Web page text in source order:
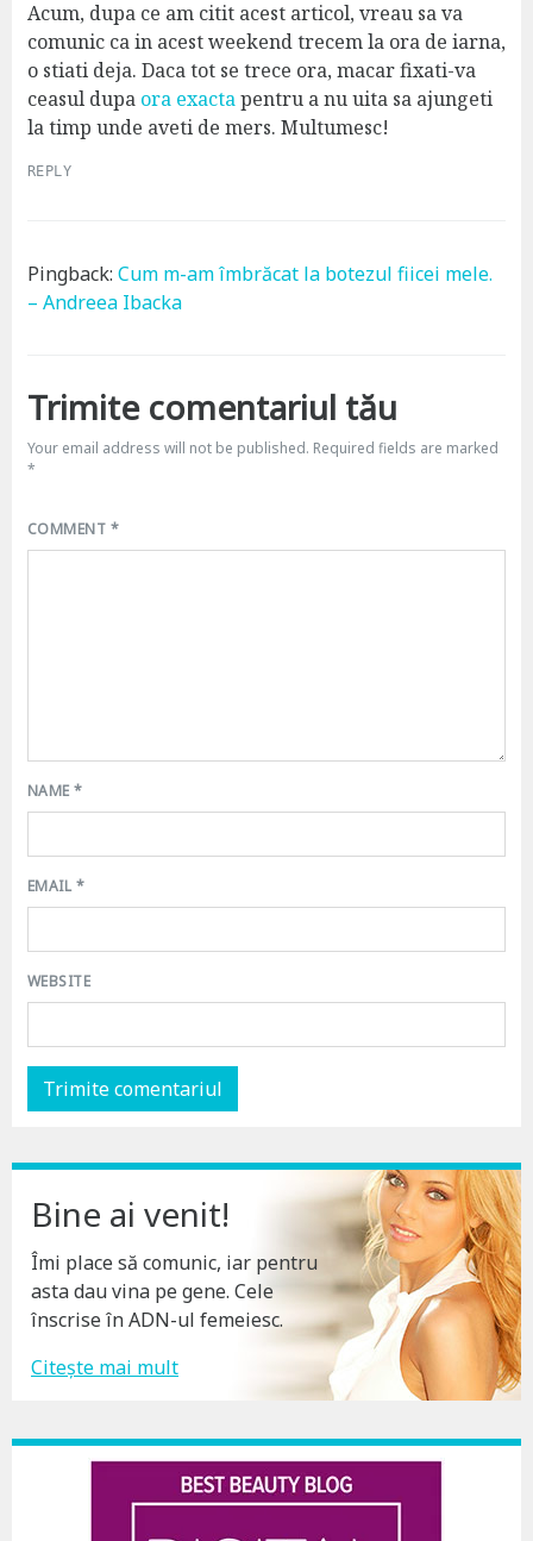
Acum, dupa ce am citit acest articol, vreau sa va
comunic ca in acest weekend trecem la ora de iarna,
o stiati deja. Daca tot se trece ora, macar fixati-va
ceasul dupa ora exactapentru a nu uita sa ajungeti
la timp unde aveti de mers. Multumesc!
REPLY
Pingback: Cum m-am îmbrăcat la botezul fiicei mele.
– Andreea Ibacka
Trimite comentariul tău
Your email address will not be published. Required fields are marked
*
COMMENT *
NAME*
EMAIL*
WEBSITE
Bine ai venit!
Îmi place să comunic, iar pentru
asta dau vina pe gene. Cele
înscrise în ADN-ul femeiesc.
Citește mai mult